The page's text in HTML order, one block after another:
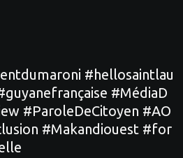
#hellosaintlau
#MédiaD
#ParoleDeCitoyen #AO
#Makandiouest #for